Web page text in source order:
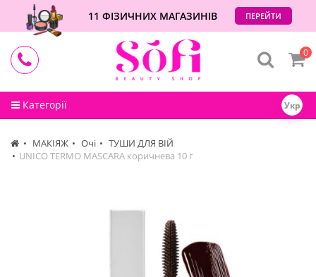
11 ФІЗИЧНИХ МАГАЗИНІВ ПЕРЕЙТИ
Категорії Укр
0
МАКІЯЖ Очі
ТУШИ ДЛЯ ВІЙ
UNICO TERMO MASCARA коричнева 10 г